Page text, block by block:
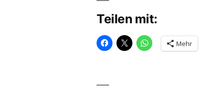
Teilen mit:
Mehr